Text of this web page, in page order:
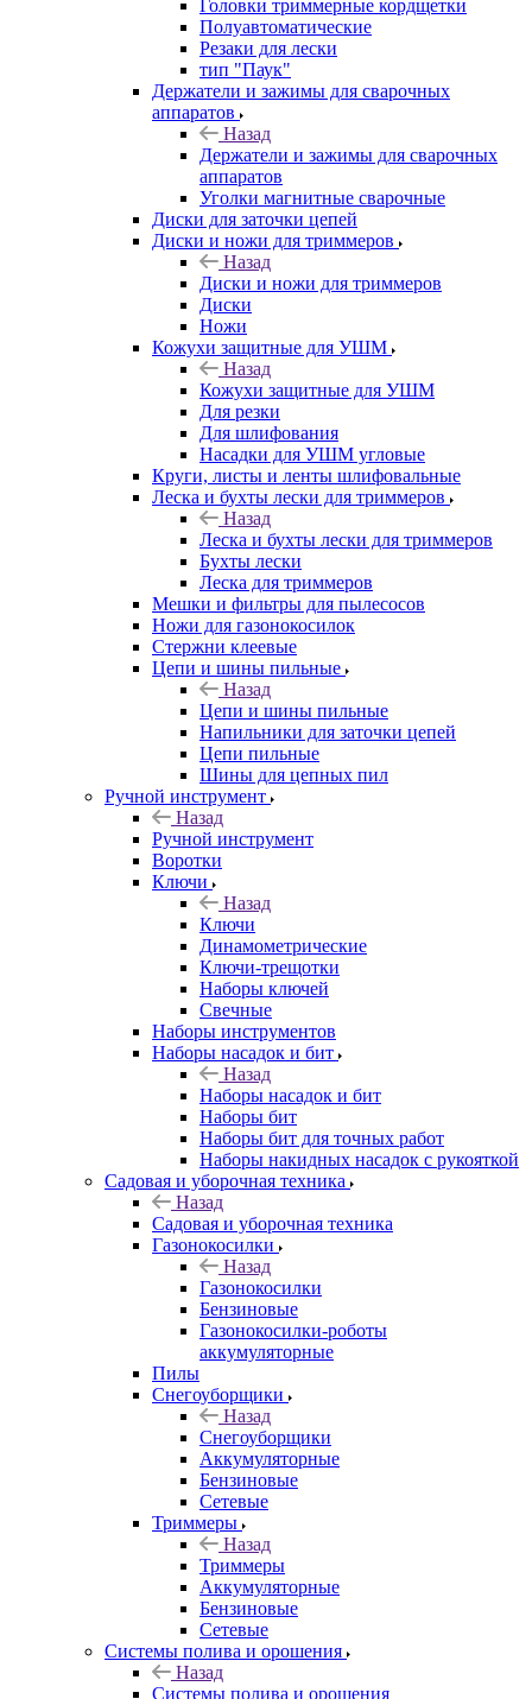
Головки триммерные кордщетки
Полуавтоматические
Резаки для лески
тип "Паук"
Держатели и зажимы для сварочных
аппаратов
Назад
Держатели и зажимы для сварочных
аппаратов
Уголки магнитные сварочные
Диски для заточки цепей
Диски и ножи для триммеров
Назад
Диски и ножи для триммеров
Диски
Ножи
Кожухи защитные для УШМ
Назад
Кожухи защитные для УШМ
Для резки
Для шлифования
Насадки для УШМ угловые
Круги, листы и ленты шлифовальные
Леска и бухты лески для триммеров
Назад
Леска и бухты лески для триммеров
Бухты лески
Леска для триммеров
Мешки и фильтры для пылесосов
Ножи для газонокосилок
Стержни клеевые
Цепи и шины пильные
Назад
Цепи и шины пильные
Напильники для заточки цепей
Цепи пильные
Шины для цепных пил
Ручной инструмент
Назад
Ручной инструмент
Воротки
Ключи
Назад
Ключи
Динамометрические
Ключи-трещотки
Наборы ключей
Свечные
Наборы инструментов
Наборы насадок и бит
Назад
Наборы насадок и бит
Наборы бит
Наборы бит для точных работ
Наборы накидных насадок с рукояткой
Садовая и уборочная техника
Назад
Садовая и уборочная техника
Газонокосилки
Назад
Газонокосилки
Бензиновые
Газонокосилки-роботы
аккумуляторные
Пилы
Снегоуборщики
Назад
Снегоуборщики
Аккумуляторные
Бензиновые
Сетевые
Триммеры
Назад
Триммеры
Аккумуляторные
Бензиновые
Сетевые
Системы полива и орошения
Назад
Системы полива и орошения